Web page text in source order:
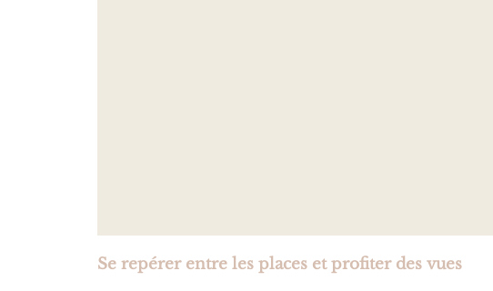
Se repérer entre les places et profiter des vues